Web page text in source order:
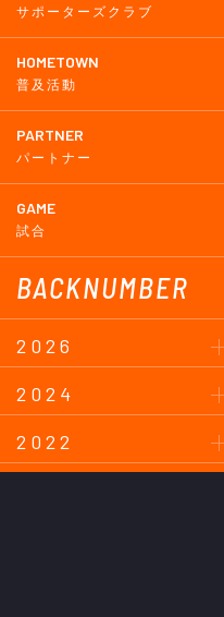
サポーターズクラブ
HOMETOWN
普及活動
PARTNER
パートナー
GAME
試合
BACKNUMBER
2026
2024
2022